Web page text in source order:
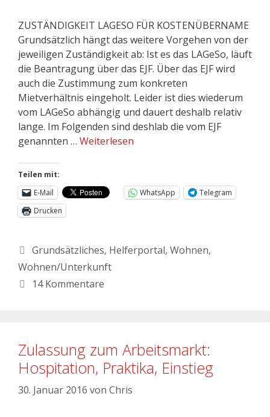
ZUSTÄNDIGKEIT LAGESO FÜR KOSTENÜBERNAME
Grundsätzlich hängt das weitere Vorgehen von der
jeweiligen Zuständigkeit ab: Ist es das LAGeSo, läuft
die Beantragung über das EJF. Über das EJF wird
auch die Zustimmung zum konkreten
Mietverhältnis eingeholt. Leider ist dies wiederum
vom LAGeSo abhängig und dauert deshalb relativ
lange. Im Folgenden sind deshlab die vom EJF
genannten … Weiterlesen
Teilen mit:
E-Mail
WhatsApp
Telegram
Drucken
Grundsätzliches, Helferportal, Wohnen,
Wohnen/Unterkunft
14 Kommentare
Zulassung zum Arbeitsmarkt:
Hospitation, Praktika, Einstieg
30. Januar 2016 von Chris